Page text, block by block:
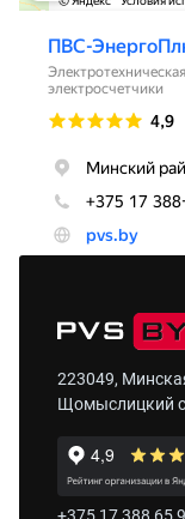
223049,
Щомыслицкий
+375 17 388 65